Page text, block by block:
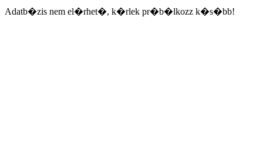
Adatb�zis nem el�rhet�, k�rlek pr�b�lkozz k�s�bb!